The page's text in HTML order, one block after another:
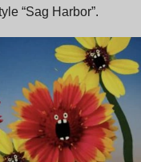
“Sag Harbor”.